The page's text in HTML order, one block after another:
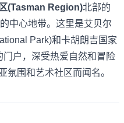
(Tasman Region)北部的
的中心地带。这里是艾贝尔
Park)和卡胡朗吉国家
户，深受热爱自然和冒险
氛围和艺术社区而闻名。